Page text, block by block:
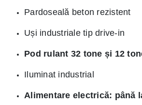
Pardoseală beton rezistent
Uși industriale tip drive-in
Pod rulant 32 tone și 12
Iluminat industrial
Alimentare electrică: până